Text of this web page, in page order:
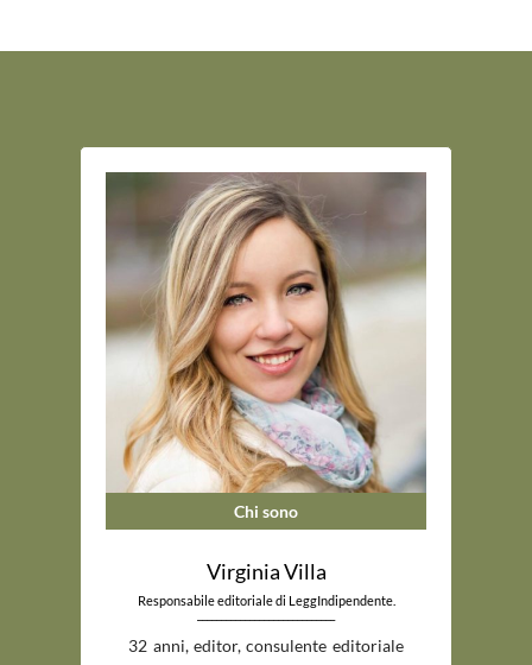
Chi sono
Virginia Villa
Responsabile editoriale di LeggIndipendente.
32 anni, editor, consulente editoriale